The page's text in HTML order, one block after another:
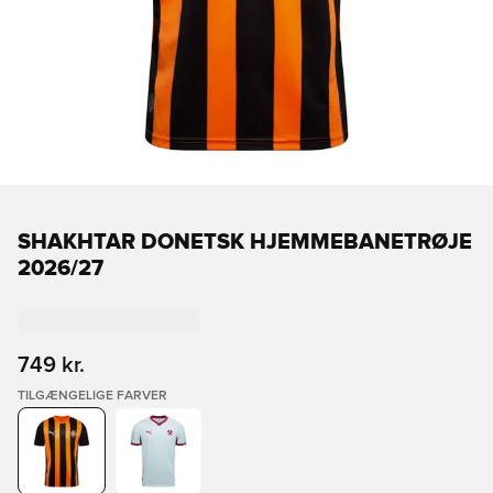
SHAKHTAR DONETSK HJEMMEBANETRØJE
2026/27
749 kr.
TILGÆNGELIGE FARVER